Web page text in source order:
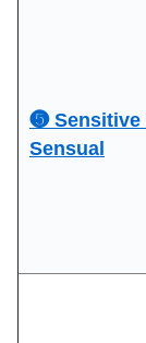
❺ Sensitive
Sensual